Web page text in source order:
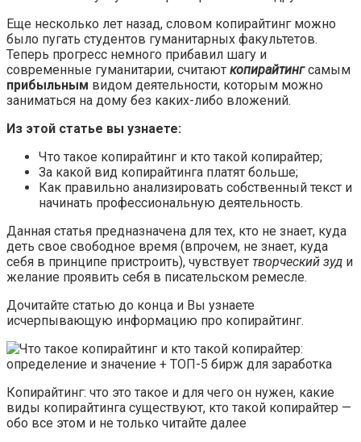
Еще несколько лет назад, словом копирайтинг можно
было пугать студентов гуманитарных факультетов.
Теперь прогресс немного прибавил шагу и
современные гуманитарии, считают копирайтинг самым
прибыльным видом деятельности, которым можно
заниматься на дому без каких-либо вложений.
Из этой статье вы узнаете:
Что такое копирайтинг и кто такой копирайтер;
За какой вид копирайтинга платят больше;
Как правильно анализировать собственный текст и
начинать профессиональную деятельность.
Данная статья предназначена для тех, кто не знает, куда
деть свое свободное время (впрочем, не знает, куда
себя в принципе пристроить), чувствует творческий зуд и
желание проявить себя в писательском ремесле.
Дочитайте статью до конца и Вы узнаете
исчерпывающую информацию про копирайтинг.
Копирайтинг: что это такое и для чего он нужен, какие
виды копирайтинга существуют, кто такой копирайтер —
обо все этом и не только читайте далее